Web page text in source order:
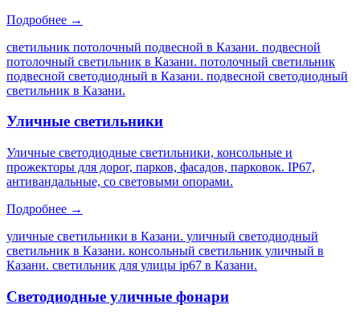
Подробнее →
светильник потолочный подвесной в Казани. подвесной
потолочный светильник в Казани. потолочный светильник
подвесной светодиодный в Казани. подвесной светодиодный
светильник в Казани.
Уличные светильники
Уличные светодиодные светильники, консольные и
прожекторы для дорог, парков, фасадов, парковок. IP67,
антивандальные, со световыми опорами.
Подробнее →
уличные светильники в Казани. уличный светодиодный
светильник в Казани. консольный светильник уличный в
Казани. светильник для улицы ip67 в Казани.
Светодиодные уличные фонари